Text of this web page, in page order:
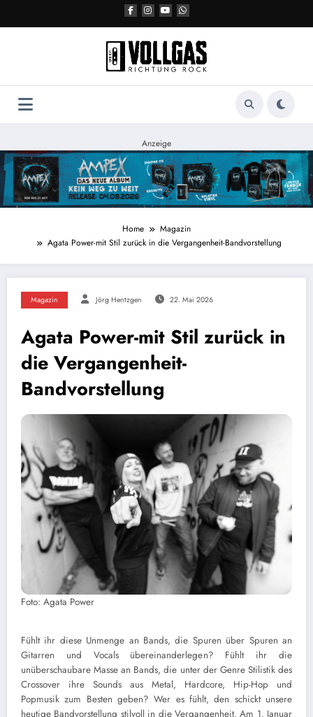
Anzeige
Home
Magazin
Agata Power-mit Stil zurück in die Vergangenheit-Bandvorstellung
Magazin Jörg Hentzgen 22. Mai 2026
Agata Power-mit Stil zurück in
die Vergangenheit-
Bandvorstellung
Foto: Agata Power
Fühlt ihr diese Unmenge an Bands, die Spuren über Spuren an
Gitarren und Vocals übereinanderlegen? Fühlt ihr die
unüberschaubare Masse an Bands, die unter der Genre Stilistik des
Crossover ihre Sounds aus Metal, Hardcore, Hip-Hop und
Popmusik zum Besten geben? Wer es fühlt, den schickt unsere
heutige Bandvorstellung stilvoll in die Vergangenheit. Am 1. Januar